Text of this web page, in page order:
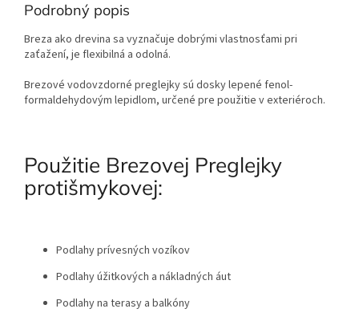
Podrobný popis
Breza ako drevina sa vyznačuje dobrými vlastnosťami pri
zaťažení, je flexibilná a odolná.
Brezové vodovzdorné preglejky sú dosky lepené fenol-
formaldehydovým lepidlom, určené pre použitie v exteriéroch.
Použitie Brezovej Preglejky
protišmykovej:
Podlahy prívesných vozíkov
Podlahy úžitkových a nákladných áut
Podlahy na terasy a balkóny